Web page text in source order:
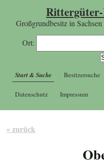
Großgrundbesitz in
Ort:
Start & Suche Besitzersuche
Datenschutz Impressum
« zurück